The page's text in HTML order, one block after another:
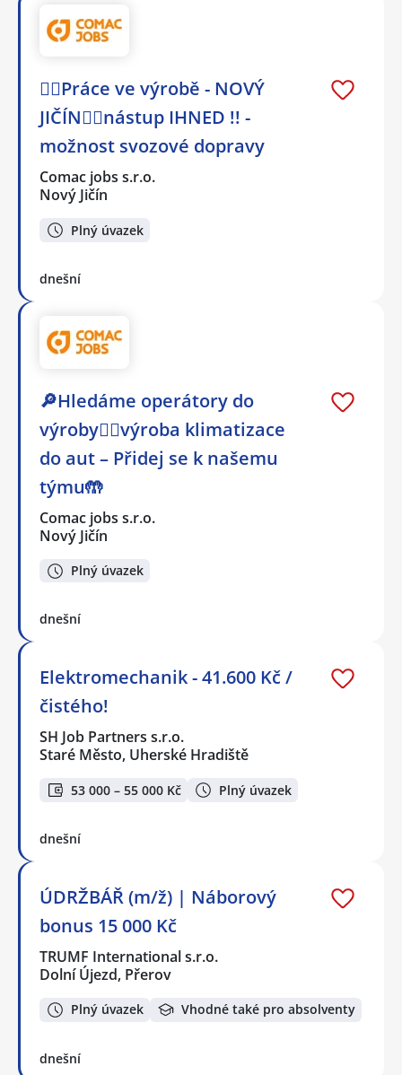
👷‍♀️Práce ve výrobě - NOVÝ
JIČÍN👷‍♀️nástup IHNED !! -
možnost svozové dopravy
Comac jobs s.r.o.
Nový Jičín
Plný úvazek
dnešní
🔎Hledáme operátory do
výroby👷‍♂️výroba klimatizace
do aut – Přidej se k našemu
týmu🤲
Comac jobs s.r.o.
Nový Jičín
Plný úvazek
dnešní
Elektromechanik - 41.600 Kč /
čistého!
SH Job Partners s.r.o.
Staré Město, Uherské Hradiště
53 000 – 55 000 Kč Plný úvazek
dnešní
ÚDRŽBÁŘ (m/ž) | Náborový
bonus 15 000 Kč
TRUMF International s.r.o.
Dolní Újezd, Přerov
Plný úvazek Vhodné také pro absolventy
dnešní